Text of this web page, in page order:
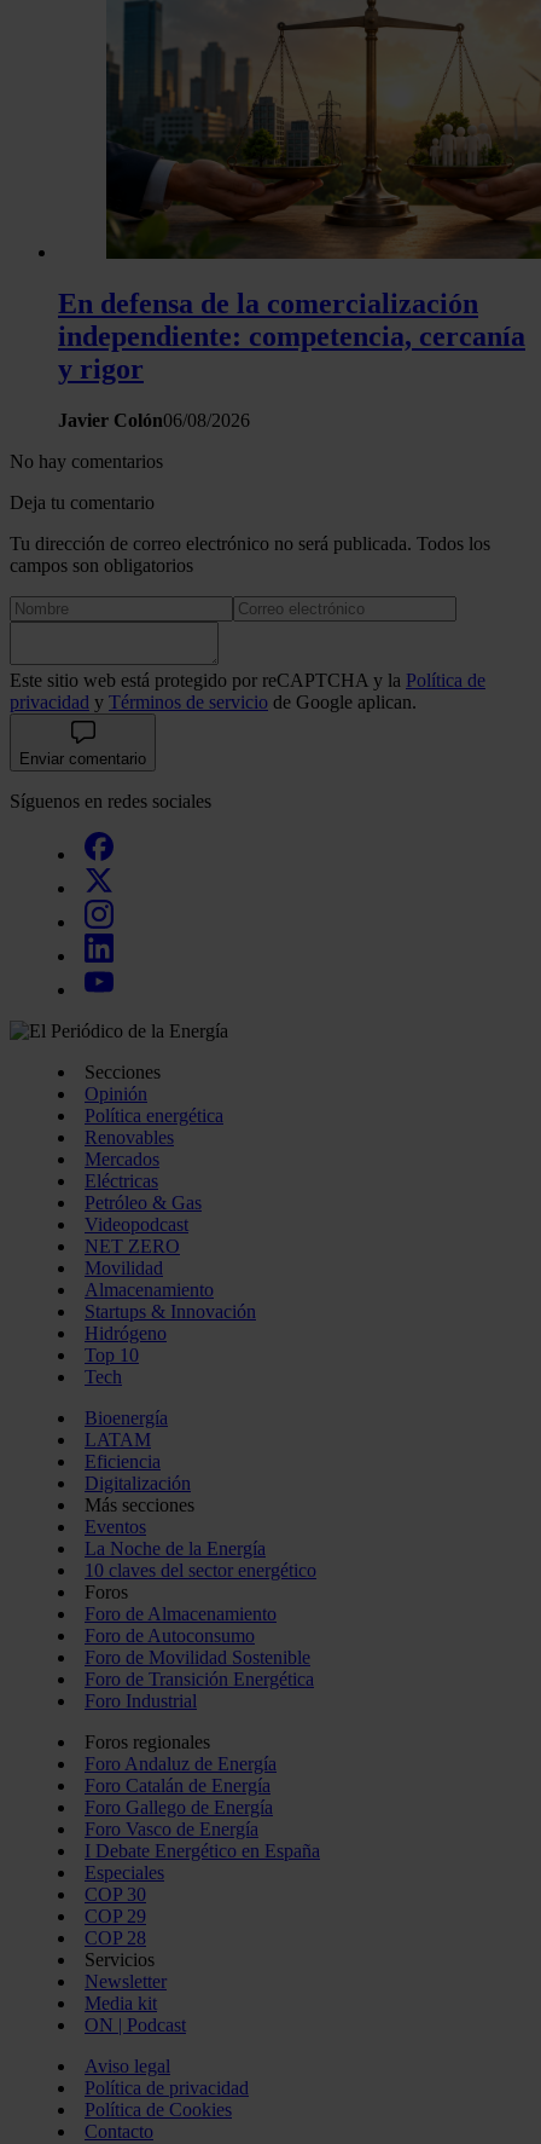
En defensa de la comercialización
independiente: competencia, cercanía
y rigor
Javier Colón06/08/2026
No hay comentarios
Deja tu comentario
Tu dirección de correo electrónico no será publicada. Todos los
campos son obligatorios
Este sitio web está protegido por reCAPTCHA y la Política de
privacidad y Términos de servicio de Google aplican.
Enviar comentario
Síguenos en redes sociales
Secciones
Opinión
Política energética
Renovables
Mercados
Eléctricas
Petróleo & Gas
Videopodcast
NET ZERO
Movilidad
Almacenamiento
Startups & Innovación
Hidrógeno
Top 10
Tech
Bioenergía
LATAM
Eficiencia
Digitalización
Más secciones
Eventos
La Noche de la Energía
10 claves del sector energético
Foros
Foro de Almacenamiento
Foro de Autoconsumo
Foro de Movilidad Sostenible
Foro de Transición Energética
Foro Industrial
Foros regionales
Foro Andaluz de Energía
Foro Catalán de Energía
Foro Gallego de Energía
Foro Vasco de Energía
I Debate Energético en España
Especiales
COP 30
COP 29
COP 28
Servicios
Newsletter
Media kit
ON | Podcast
Aviso legal
Política de privacidad
Política de Cookies
Contacto